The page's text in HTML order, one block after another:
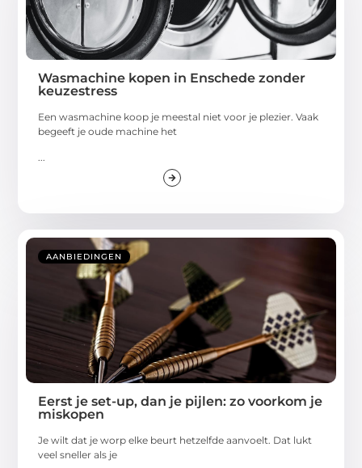
Wasmachine kopen in Enschede zonder
keuzestress
Een wasmachine koop je meestal niet voor je plezier. Vaak
begeeft je oude machine het
...
AANBIEDINGEN
Eerst je set-up, dan je pijlen: zo voorkom je
miskopen
Je wilt dat je worp elke beurt hetzelfde aanvoelt. Dat lukt
veel sneller als je